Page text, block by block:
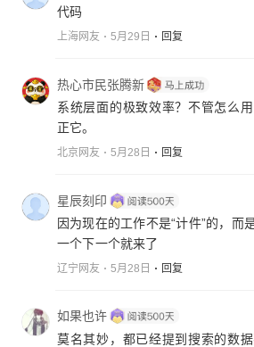
代码
上海网友 5月29日 回复
热心市民张腾新
系统层面的极致效率？不管怎么
正它。
北京网友 5月28日 回复
星辰刻印
因为现在的工作不是“计件”的，而
一个下一个就来了
辽宁网友 5月28日 回复
如果也许
莫名其妙，都已经提到搜索的数